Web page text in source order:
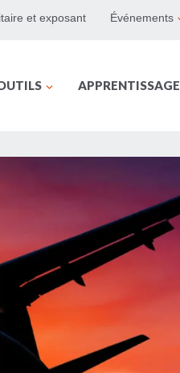
et exposant Événements
APPRENTISSAGE